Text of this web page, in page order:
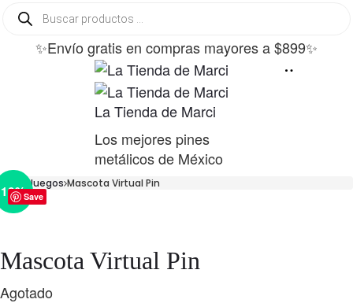
Búsqueda
de
✨Envío gratis en compras mayores a $899✨
La Tienda de Marci
Los mejores pines
metálicos de México
Juegos Mascota Virtual Pin
10%Save
Mascota Virtual Pin
Agotado